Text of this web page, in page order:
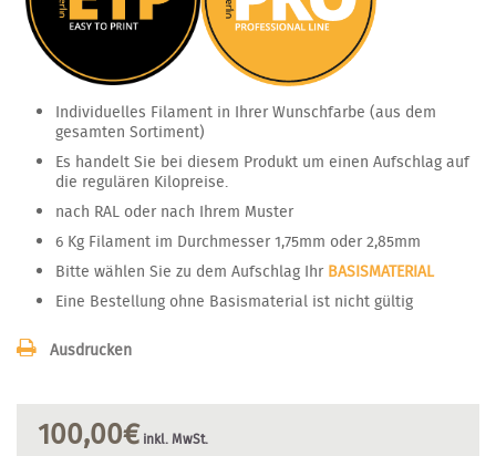
Individuelles Filament in Ihrer Wunschfarbe (aus dem
gesamten Sortiment)
Es handelt Sie bei diesem Produkt um einen Aufschlag auf
die regulären Kilopreise.
nach RAL oder nach Ihrem Muster
6 Kg Filament im Durchmesser 1,75mm oder 2,85mm
Bitte wählen Sie zu dem Aufschlag Ihr BASISMATERIAL
Eine Bestellung ohne Basismaterial ist nicht gültig
Ausdrucken
100,00€ inkl. MwSt.